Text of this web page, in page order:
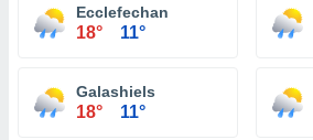
Ecclefechan
18° 11°
Galashiels
18° 11°